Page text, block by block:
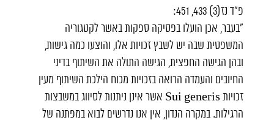
פ"ד נז(3) 433, 451:
"בעבר, אכן הועלו בפסיקה ספקות באשר לקטגוריה
המשפטית שבה יש לשבץ זכויות אלו, והוצעו כמה גישות,
ובהן הגישה החפצית, הגישה התולה את השיתוף בדיני
החיובים והעמדה הרואה בזכויות מכוח הילכת השיתוף מעין
זכויות Sui generis אשר אינן ניתנות לסיווג במשבצות
הרגילות. במקרה הנדון, אין אנו נדרשים לבוא במפתנה של